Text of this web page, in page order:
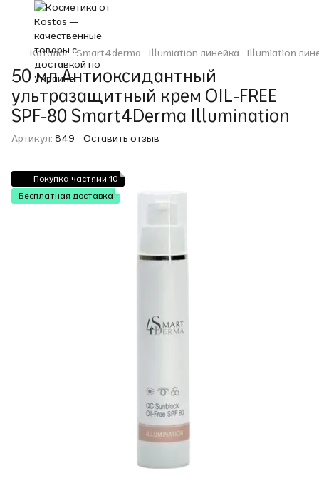
Каталог Smart4derma Illumiation линейка Illumiation
50 мл Антиоксидантный
ультразащитный крем OIL-FREE
SPF-80 Smart4Derma Illumination
Артикул: 849 Оставить отзыв
Покупка частями 10
Бесплатная доставка